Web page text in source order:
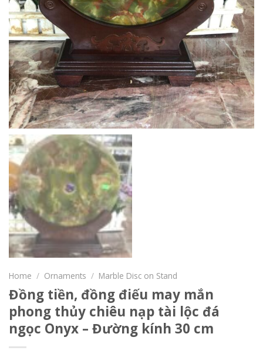
Home / Ornaments / Marble Disc on Stand
Đồng tiền, đồng điếu may mắn
phong thủy chiêu nạp tài lộc đá
ngọc Onyx – Đường kính 30 cm